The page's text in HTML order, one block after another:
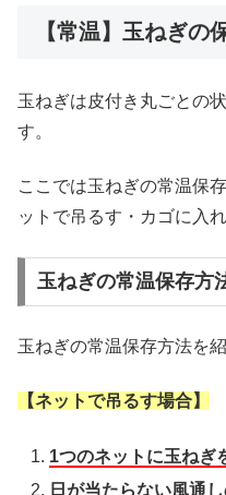
【常温】玉ねぎの
玉ねぎは皮付き丸ごとの
す。
ここでは玉ねぎの常温保
ットで吊るす・カゴに入
玉ねぎの常温保存方
玉ねぎの常温保存方法を紹
【ネットで吊るす場合】
1つのネットに玉ねぎ
日が当たらない風通